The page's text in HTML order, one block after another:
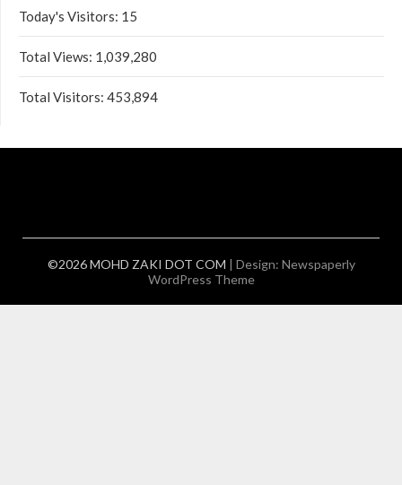
Today's Visitors: 15
Total Views: 1,039,280
Total Visitors: 453,894
©2026 MOHD ZAKI DOT COM | Design: Newspaperly
WordPress Theme